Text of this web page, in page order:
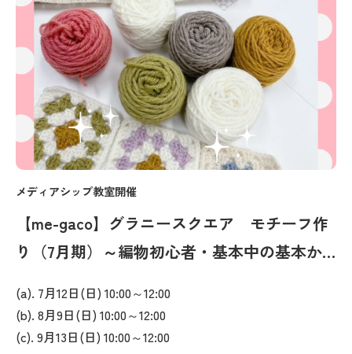
メディアシップ教室開催
【me-gaco】グラニースクエア モチーフ作
り（7月期）～編物初心者・基本中の基本か
(a). 7月12日(日) 10:00～12:00
(b). 8月9日(日) 10:00～12:00
(c). 9月13日(日) 10:00～12:00